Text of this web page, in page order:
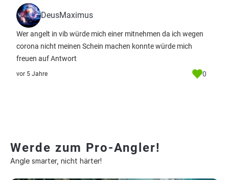
DeusMaximus
Wer angelt in vib würde mich einer mitnehmen da ich wegen
corona nicht meinen Schein machen konnte würde mich
freuen auf Antwort
vor 5 Jahre 0
Werde zum Pro-Angler!
Angle smarter, nicht härter!